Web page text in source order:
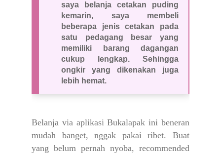
saya belanja cetakan puding
kemarin, saya membeli
beberapa jenis cetakan pada
satu pedagang besar yang
memiliki barang dagangan
cukup lengkap. Sehingga
ongkir yang dikenakan juga
lebih hemat.
Belanja via aplikasi Bukalapak ini beneran
mudah banget, nggak pakai ribet. Buat
yang belum pernah nyoba, recommended